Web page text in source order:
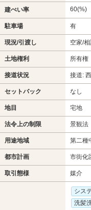
建ぺい率 60(%)
駐車場 有
現況/引渡し 空家/相
土地権利 所有権
接道状況 接道:
セットバック なし
地目 宅地
法令上の制限 景観法
用途地域 第二種
都市計画 市街化
取引態様 媒介
シス
洗髪